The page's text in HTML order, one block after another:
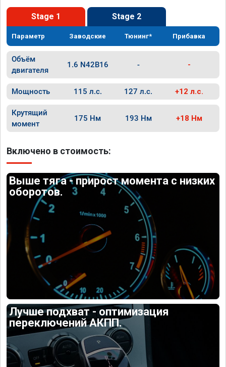
Stage 1 Stage 2
Параметр Заводские Тюнинг* Прибавка
Объём
двигателя
1.6 N42B16 - -
Мощность 115 л.с. 127 л.с. +12 л.с.
Крутящий
момент
175 Нм 193 Нм +18 Нм
Включено в стоимость:
Выше тяга - прирост момента с низких
оборотов.
Лучше подхват - оптимизация
переключений АКПП.